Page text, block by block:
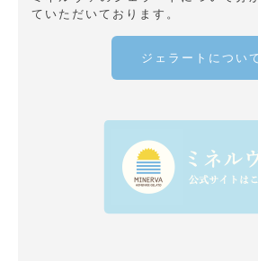
ていただいております。
ジェラートについ